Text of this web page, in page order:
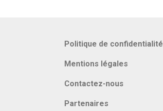
Politique de confidentialité
Mentions légales
Contactez-nous
Partenaires